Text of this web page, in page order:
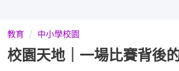
教育 中小學校園
校園天地｜一場比賽背後